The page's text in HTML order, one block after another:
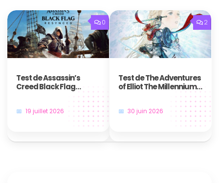
0
Test de Assassin’s
Creed Black Flag
Resynced : Le plus
grand des jeux de
pirates revient plus
majestueux que jamais
19 juillet 2026
2
Test de The Adventures
of Elliot The Millennium
Tales – Une aventure
temporelle qui nous fait
voyager
30 juin 2026